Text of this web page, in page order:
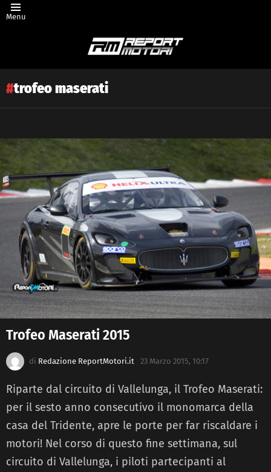
Menu
trofeo maserati
Latest
story
Trofeo Maserati 2015
di Redazione ReportMotori.it 23 Marzo 2015, 10:17
Riparte dal circuito di Vallelunga, il Trofeo Maserati:
per il sesto anno consecutivo il monomarca della
casa del Tridente, apre le porte per far riscaldare i
motori! Nel corso di questo fine settimana, sul
circuito di Vallelunga, i piloti partecipanti al